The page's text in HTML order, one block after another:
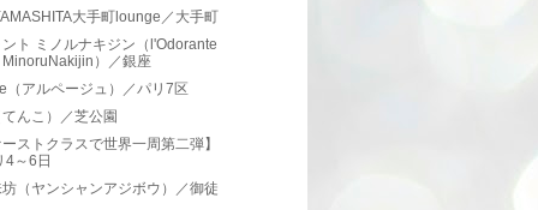
大手町lounge／大手町
ト ミノルナキジン（l'Odorante
）／銀座
（アルページュ）／パリ7区
んこ）／芝公園
ストクラスで世界一周第二弾】
4～6日
（ヤンシャンアジボウ）／御徒